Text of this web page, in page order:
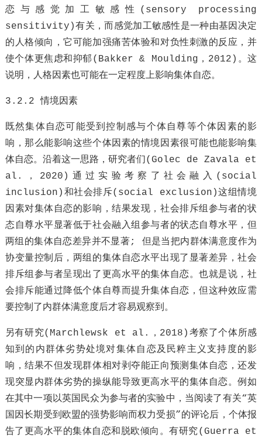
恋与感觉加工敏感性(sensory processing
sensitivity)有关，而感觉加工敏感性是一种由基因决定
的人格倾向，它可能加强痛苦体验和对负性刺激的反应，并
使个体更焦虑和抑郁(Bakker & Moulding，2012)。这
说明，人格因素也可能在一定程度上影响集体自恋。
3.2.2 情境因素
既然集体自恋可能受到控制感与个体自尊等个体因素的影
响，那么能影响这些个体因素的情境因素很可能也能影响集
体自恋。沿着这一思路，研究者们(Golec de Zavala et
al.，2020)通过实验考察了社会融入(social
inclusion)和社会排斥(social exclusion)这组情境
因素对集体自恋的影响，结果发现，社会排斥组参与者的状
态自尊水平显著低于社会融入组参与者的状态自尊水平，但
两组的集体自恋差异并不显著; 但是当把内群体满意度作为
协变量控制后，两组的集体自恋水平出现了显著差异，社会
排斥组参与者呈现出了更高水平的集体自恋。也就是说，社
会排斥能通过降低个体自尊而提升集体自恋，但这种效应需
要控制了内群体满意度后才容易观察到。
另有研究(Marchlewsk et al.，2018)考察了个体所感
知到的内群体劣势处境对集体自恋及民粹主义支持度的影
响，结果不但发现群体相对剥夺能正向预测集体自恋，还发
现突显内群体劣势的操纵能导致更高水平的集体自恋。例如
在其中一项以英国民众为参与者的实验中，当阅读了有关“英
国因长期受到欧盟的强势影响而权力受损”的评论后，个体报
告了更高水平的集体自恋和脱欧倾向。有研究(Guerra et